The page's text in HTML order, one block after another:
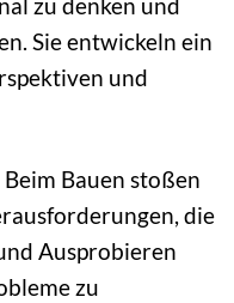
zu denken und
Sie entwickeln ein
und
Beim Bauen stoßen
die
Ausprobieren
zu